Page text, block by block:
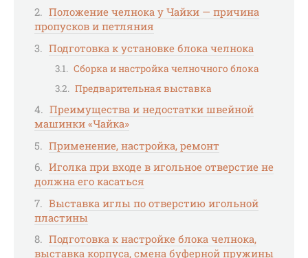
Положение челнока у Чайки — причина
пропусков и петляния
Подготовка к установке блока челнока
Сборка и настройка челночного блока
Предварительная выставка
Преимущества и недостатки швейной
машинки «Чайка»
Применение, настройка, ремонт
Иголка при входе в игольное отверстие не
должна его касаться
Выставка иглы по отверстию игольной
пластины
Подготовка к настройке блока челнока,
выставка корпуса, смена буферной пружины